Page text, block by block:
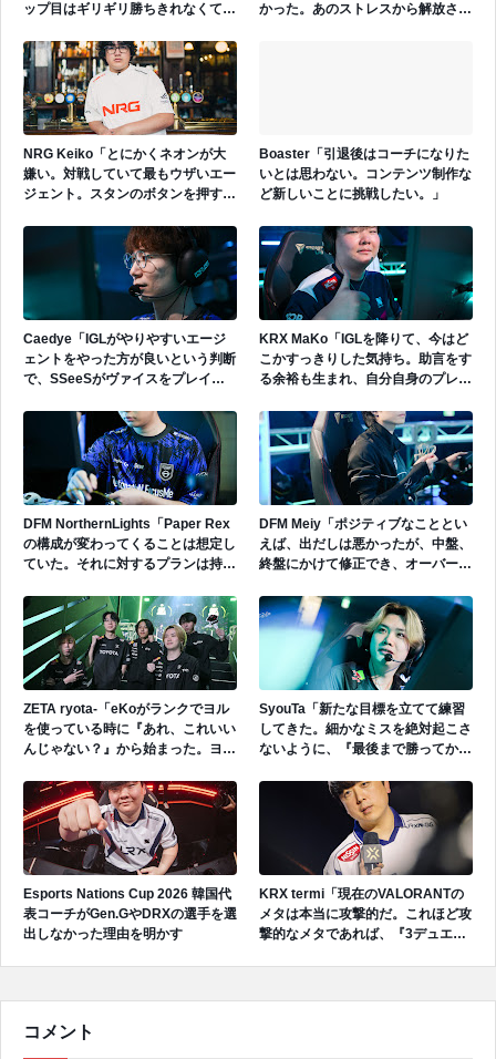
ップ目はギリギリ勝ちきれなくて、
出たなという印象」
かった。あのストレスから解放され
NRG Keiko「とにかくネオンが大
嫌い。対戦していて最もウザいエー
ジェント。スタンのボタンを押すだ
んて存在しない。」
Boaster「引退後はコーチになりた
いとは思わない。コンテンツ制作な
ど新しいことに挑戦したい。」
Caedye「IGLがやりやすいエージ
ェントをやった方が良いという判断
で、SSeeSがヴァイスをプレイし
KRX MaKo「IGLを降りて、今はど
こかすっきりした気持ち。助言をす
る余裕も生まれ、自分自身のプレイ
している。」
DFM NorthernLights「Paper Rex
の構成が変わってくることは想定し
ていた。それに対するプランは持っ
きていたことは良かったと思う。」
DFM Meiy「ポジティブなこととい
えば、出だしは悪かったが、中盤、
終盤にかけて修正でき、オーバータ
ては成長できたと思う。」
ZETA ryota-「eKoがランクでヨル
を使っている時に『あれ、これいい
んじゃない？』から始まった。ヨル
していると思う。」
SyouTa「新たな目標を立てて練習
してきた。細かなミスを絶対起こさ
ないように、『最後まで勝ってから
てて努力してきた。」
Esports Nations Cup 2026 韓国代
表コーチがGen.GやDRXの選手を選
出しなかった理由を明かす
KRX termi「現在のVALORANTの
メタは本当に攻撃的だ。これほど攻
撃的なメタであれば、『3デュエリ
コメント